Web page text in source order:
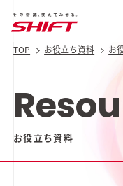
TOP お役立ち資料 お
お役立ち資料